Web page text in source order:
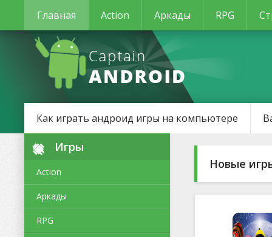
Главная Action Аркады RPG
Как играть андроид игры на компьютере
Игры
Action
Аркады
RPG
Новые